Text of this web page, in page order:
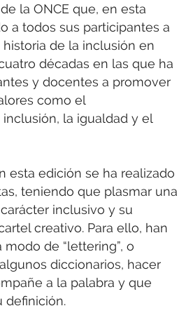
la ONCE que, en esta
a todos sus participantes a
de la inclusión en
décadas en las que ha
y docentes a promover
como el
la igualdad y el
esta edición se ha realizado
teniendo que plasmar una
inclusivo y su
creativo. Para ello, han
de “lettering”, o
diccionarios, hacer
a la palabra y que
definición.